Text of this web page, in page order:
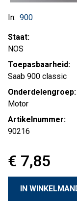
In: 900
Staat:
NOS
Toepasbaarheid:
Saab 900 classic
Onderdelengroep:
Motor
Artikelnummer:
90216
€ 7,85